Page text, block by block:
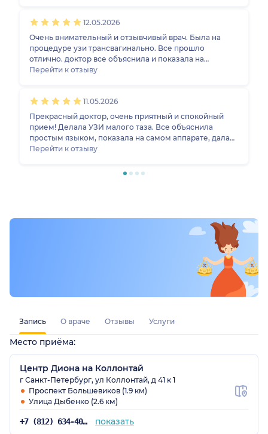
Запись О враче Отзывы Услуги
Место приёма:
Центр Диона на Коллонтай
г Санкт-Петербург, ул Коллонтай, д 41 к 1
Проспект Большевиков (1.9 км)
Улица Дыбенко (2.6 км)
+7 (812) 634-40-76 показать
подробно, думаю обращусь к этому специалисту еще
не раз
12.05.2026
Очень внимательный и отзывчивый врач. Была на
процедуре узи трансвагинально. Все прошло
отлично. доктор все объяснила и показала на
мониторе процесс. Рекомендую.
Перейти к отзыву
11.05.2026
Прекрасный доктор, очень приятный и спокойный
прием! Делала УЗИ малого таза. Все объяснила
простым языком, показала на самом аппарате, дала
рекомендации на будущее. После приёма остались
дальнейших действий. Само УЗИ прошло
Перейти к отзыву